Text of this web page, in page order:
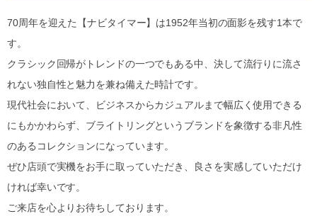
70周年を迎えた【ナビタイマー】は1952年当初の面影を残す1本で
す。
クラシック回帰がトレンドの一つでもある中、決して流行りに流さ
れない独自性と魅力を兼ね備えた時計です。
現代社会において、ビジネスからカジュアルまで幅広く使用できる
にもかかわらず、ブライトリングというブランドを象徴する非凡性
のあるコレクションになっています。
ぜひ店頭で実機をお手に取っていただき、良さを実感していただけ
ければ幸いです。
ご来店を心よりお待ちしております。